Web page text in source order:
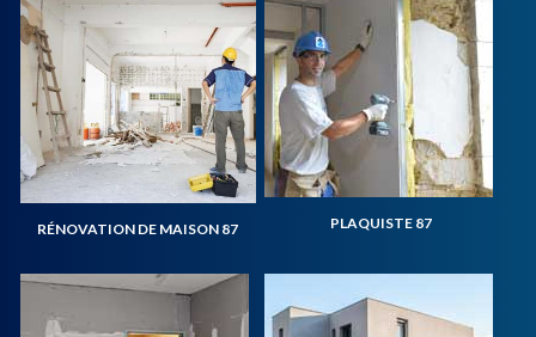
RÉNOVATION DE MAISON 87 PLAQUISTE 87